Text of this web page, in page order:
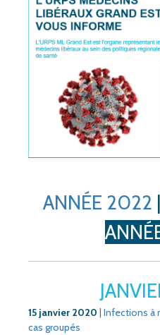
ANNÉE 2022 |
15 janvier 2020 | Infections à
cas groupés